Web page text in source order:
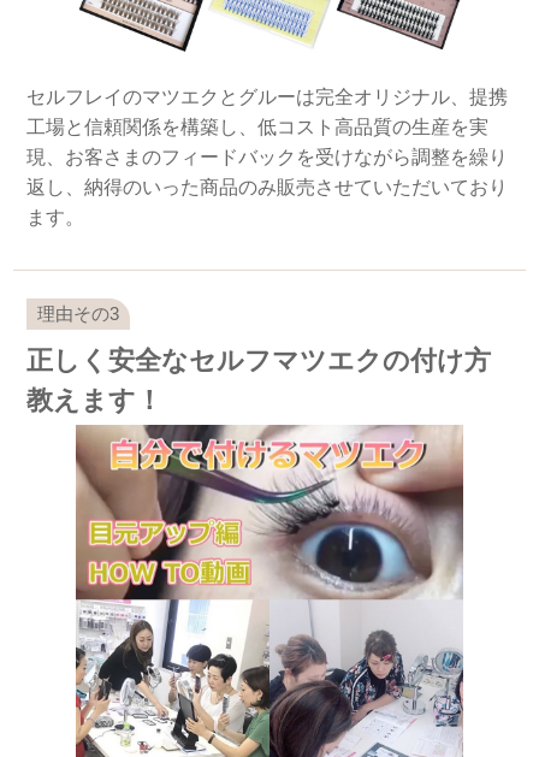
セルフレイのマツエクとグルーは完全オリジナル、提携
工場と信頼関係を構築し、低コスト高品質の生産を実
現、お客さまのフィードバックを受けながら調整を繰り
返し、納得のいった商品のみ販売させていただいており
ます。
正しく安全なセルフマツエクの付け方
教えます！